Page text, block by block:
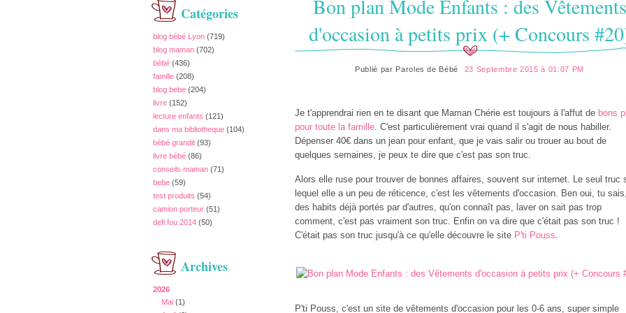
Catégories
blog bébé Lyon (719)
blog maman (702)
bébé (436)
famille (208)
blog bebe (204)
livre (152)
lecture enfants (121)
dans ma bibliotheque (104)
bébé grandit (93)
livre bébé (86)
conseils maman (71)
bebe (59)
test produits (54)
camion porteur (51)
defi fou 2014 (50)
Archives
2026
Mai (1)
Bon plan Mode Enfants : des Vêtements
d'occasion à petits prix (+ Concours
Publié par Paroles de Bébé 23 Septembre 2015 à 01:07 PM
Je t'apprendrai rien en te disant que Maman Chérie est toujours à l'affut de bons
pour toute la famille. C'est particulièrement vrai quand il s'agit de nous habiller.
Dépenser 40€ dans un jean pour enfant, que je vais salir ou trouer au bout de
quelques semaines, je peux te dire que c'est pas son truc.
Alors elle ruse pour trouver de bonnes affaires, souvent sur internet. Le seul truc
lequel elle a un peu de réticence, c'est les vêtements d'occasion. Ben oui, tu
des habits déjà portés par d'autres, qu'on connaît pas, laver on sait pas trop
comment, c'est pas vraiment son truc. Enfin on va dire que c'était pas son truc !
C'était pas son truc jusqu'à ce qu'elle découvre le site P'ti Pouss.
P'ti Pouss, c'est un site de vêtements d'occasion pour les 0-6 ans, super simple